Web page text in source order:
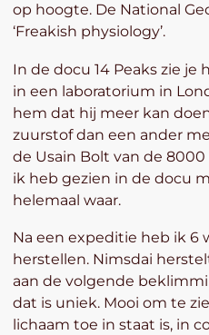
op hoogte. De National
‘Freakish physiology’.
In de docu 14 Peaks zie
in een laboratorium in
hem dat hij meer kan
zuurstof dan een ander
de Usain Bolt van de
ik heb gezien in de docu
helemaal waar.
Na een expeditie heb ik 6
herstellen. Nimsdai
aan de volgende
dat is uniek. Mooi om te
lichaam toe in staat is, in